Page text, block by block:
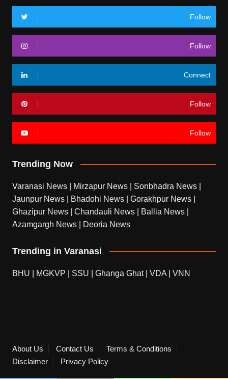
Follow
Follow
Connect
Follow
Follow
Trending Now
Varanasi News Mirzapur News Sonbhadra News
Jaunpur News
Bhadohi News Gorakhpur News
Ghazipur News
Chandauli News Ballia News
Azamgargh News
Deoria News
Trending in Varanasi
BHU MGKVP SSU Ghanga Ghat| VDA VNN
About Us Contact Us
Terms & Conditions
Disclaimer
Privacy Policy